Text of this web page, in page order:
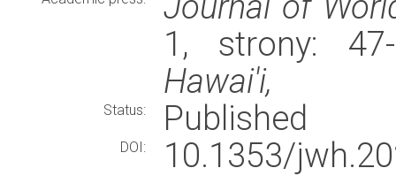
1, strony:
Hawai'i,
Status: Published
DOI:
10.1353/